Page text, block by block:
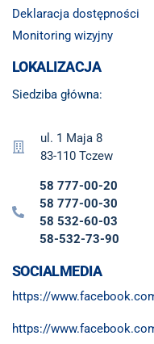
Deklaracja dostępności
Monitoring wizyjny
LOKALIZACJA
Siedziba główna:
ul. 1 Maja 8
83-110 Tczew
58 777-00-20
58 777-00-30
58 532-60-03
58-532-73-90
SOCIALMEDIA
https://
https://